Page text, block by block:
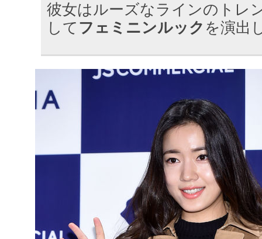
彼女はルーズなラインのトレ
して フェミニンルック を演出